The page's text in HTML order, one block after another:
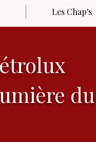
Les Chap's